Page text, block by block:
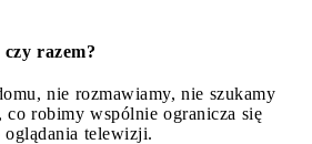
razem?
nie rozmawiamy, nie szukamy
co robimy wspólnie ogranicza się
telewizji.